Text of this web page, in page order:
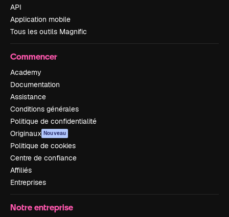
API
Application mobile
Tous les outils Magnific
Commencer
Academy
Documentation
Assistance
Conditions générales
Politique de confidentialité
Originaux Nouveau
Politique de cookies
Centre de confiance
Affiliés
Entreprises
Notre entreprise